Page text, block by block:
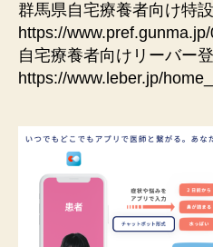
群⾺県⾃宅療養者向け特設
https://
⾃宅療養者向けリーバー
https://www.leber.jp/